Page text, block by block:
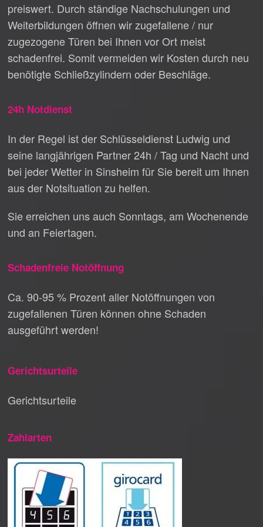
preiswert. Durch ständige Nachschulungen und
Weiterbildungen öffnen wir zugefallene / nur
zugezogene Türen bei Ihnen vor Ort meist
schadenfrei. Somit vermeiden wir Kosten durch neu
benötigte Schließzylindern oder Beschläge.
24h Notdienst
In der Regel ist der Schlüsseldienst Ludwig und
seine langjährigen Partner 24h / Tag und Nacht und
bei jeder Wetter in Sinsheim für Sie bereit um Ihnen
aus der Notsituation zu helfen.
Sie erreichen uns auch Sonntags, am Wochenende
und an Feiertagen.
Schadenfreie Notöffnung
Ca. 90-95 % Prozent aller Notöffnungen von
zugefallenen Türen können ohne Schaden
ausgeführt werden!
Gerichtsurteile
Gerichtsurteile
Zahlarten